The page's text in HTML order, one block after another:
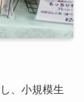
、小規模生